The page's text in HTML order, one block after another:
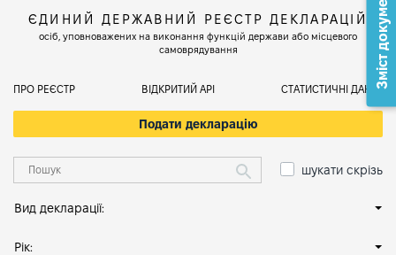
ЄДИНИЙ ДЕРЖАВНИЙ РЕЄСТР ДЕКЛАРАЦІЙ
осіб, уповноважених на виконання функцій держави або місцевого
самоврядування
ПРО РЕЄСТР ВІДКРИТИЙ АРІ СТАТИСТИЧНІ ДАНІ
Подати декларацію
шукати скрізь
Вид декларації:
Рік:
Зміст документа